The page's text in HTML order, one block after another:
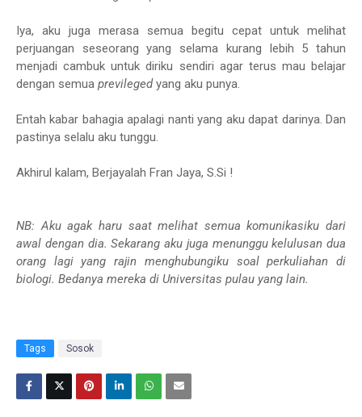
Iya, aku juga merasa semua begitu cepat untuk melihat
perjuangan seseorang yang selama kurang lebih 5 tahun
menjadi cambuk untuk diriku sendiri agar terus mau belajar
dengan semua previlegedyang aku punya.
Entah kabar bahagia apalagi nanti yang aku dapat darinya. Dan
pastinya selalu aku tunggu.
Akhirul kalam, Berjayalah Fran Jaya, S.Si !
NB: Aku agak haru saat melihat semua komunikasiku dari
awal dengan dia. Sekarang aku juga menunggu kelulusan dua
orang lagi yang rajin menghubungiku soal perkuliahan di
biologi. Bedanya mereka di Universitas pulau yang lain.
Tags Sosok